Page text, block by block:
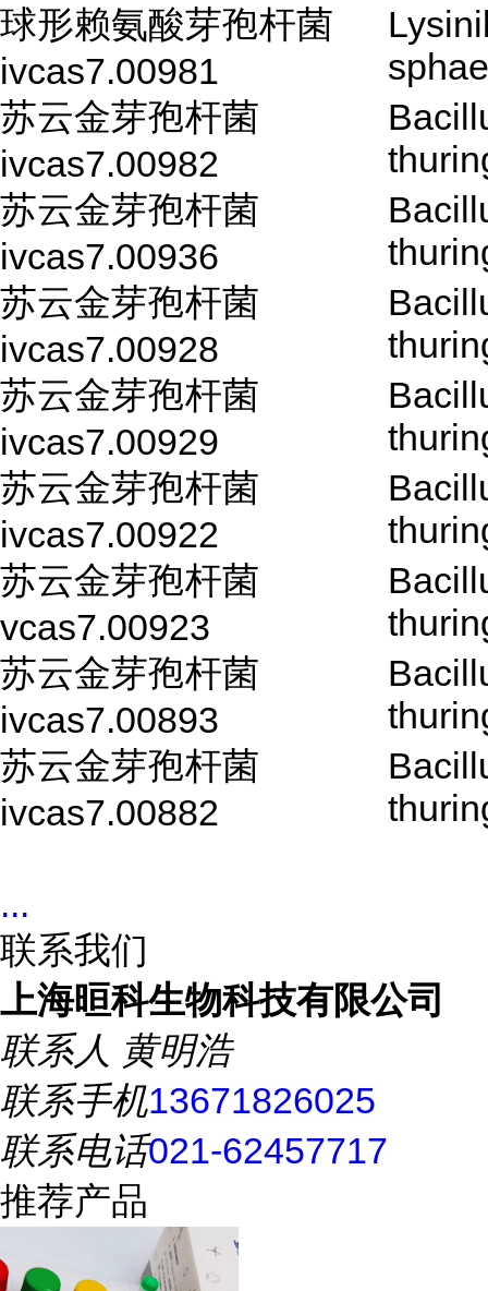
球形赖氨酸芽孢杆菌
ivcas7.00981
苏云金芽孢杆菌
ivcas7.00982
苏云金芽孢杆菌
ivcas7.00936
苏云金芽孢杆菌
ivcas7.00928
苏云金芽孢杆菌
ivcas7.00929
苏云金芽孢杆菌
ivcas7.00922
苏云金芽孢杆菌
vcas7.00923
苏云金芽孢杆菌
ivcas7.00893
苏云金芽孢杆菌
ivcas7.00882
...
联系我们
上海晅科生物科技有限公司
联系人 黄明浩
联系手机13671826025
联系电话021-62457717
推荐产品